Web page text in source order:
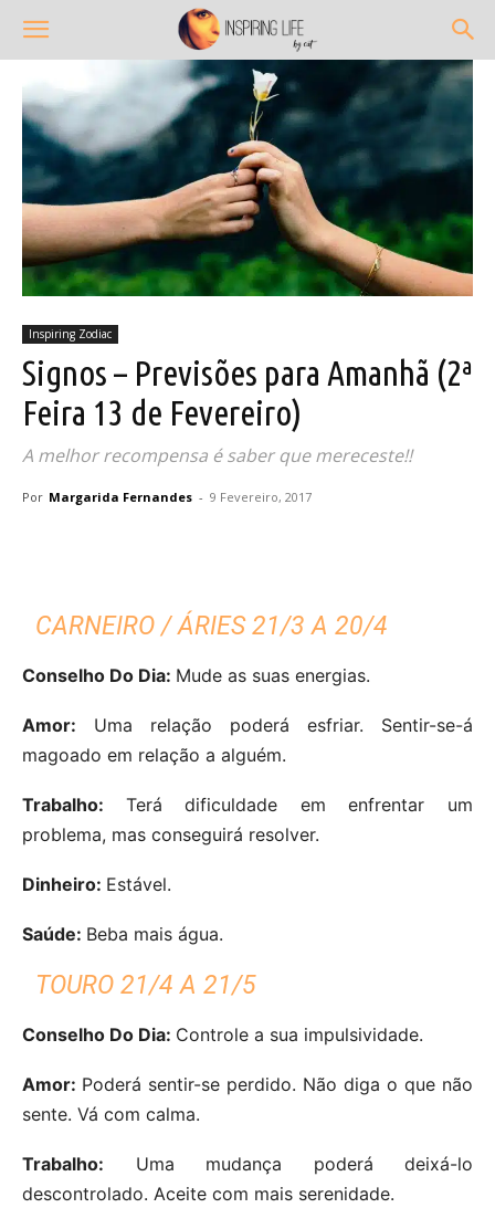
Inspiring Zodiac
Signos – Previsões para Amanhã (2ª
Feira 13 de Fevereiro)
A melhor recompensa é saber que mereceste!!
Por Margarida Fernandes - 9 Fevereiro, 2017
CARNEIRO / ÁRIES 21/3 A 20/4
Conselho Do Dia: Mude as suas energias.
Amor: Uma relação poderá esfriar. Sentir-se-á
magoado em relação a alguém.
Trabalho: Terá dificuldade em enfrentar um
problema, mas conseguirá resolver.
Dinheiro: Estável.
Saúde: Beba mais água.
TOURO 21/4 A 21/5
Conselho Do Dia: Controle a sua impulsividade.
Amor: Poderá sentir-se perdido. Não diga o que não
sente. Vá com calma.
Trabalho: Uma mudança poderá deixá-lo
descontrolado. Aceite com mais serenidade.